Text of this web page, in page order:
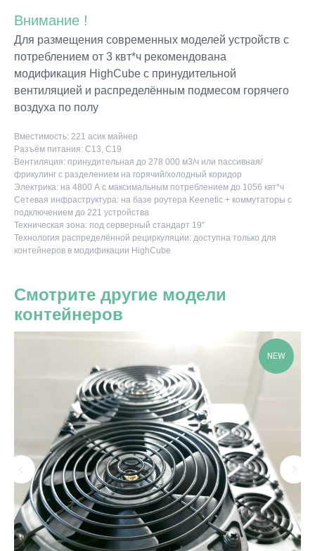
Внимание !
Для размещения современных моделей устройств с
потреблением от 3 квт*ч рекомендована
модификация HighCube с принудительной
вентиляцией и распределённым подмесом горячего
воздуха по полу
Вместимость: 221 асик майнер
Разъём питания: C13, C19
Вентиляция: принудительная до 278 000 м3/ч или пассивная/
фрикулинг с разделением на горячий/холодный коридор
Электрика: на 4800 А с максимальным потреблением до 1056 квт*ч
Сетевая инфраструктура: на базе роутера Keenetic + коммутаторы с
подключением до 221 устройства
Техническая зона: под серверный стандарт 19"
Технология распределённой рециркуляции: доступна только для
контейнеров в модификации HighCube
Смотрите другие модели
контейнеров
NEW